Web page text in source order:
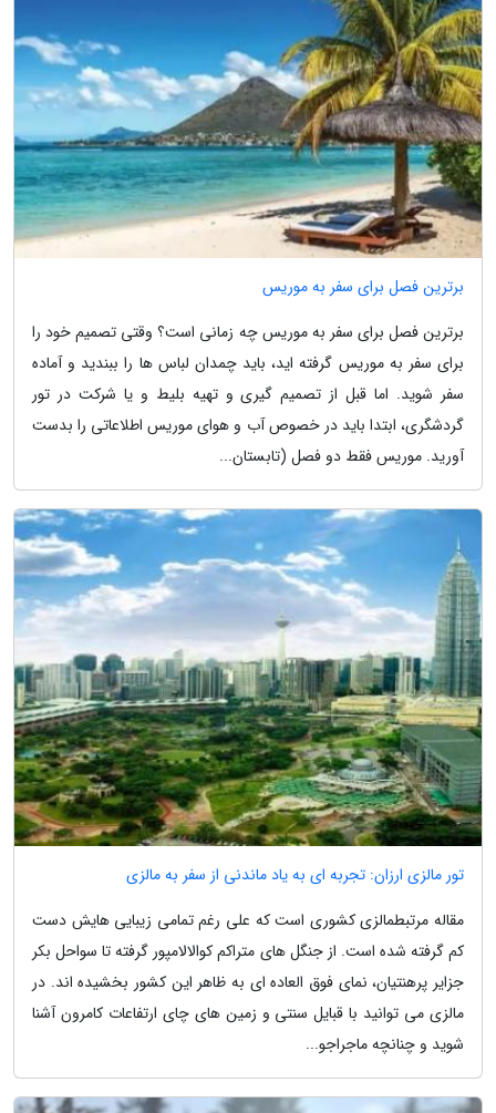
برترین فصل برای سفر به موریس
برترین فصل برای سفر به موریس چه زمانی است؟ وقتی تصمیم خود را
برای سفر به موریس گرفته اید، باید چمدان لباس ها را ببندید و آماده
سفر شوید. اما قبل از تصمیم گیری و تهیه بلیط و یا شرکت در تور
گردشگری، ابتدا باید در خصوص آب و هوای موریس اطلاعاتی را بدست
آورید. موریس فقط دو فصل (تابستان...
تور مالزی ارزان: تجربه ای به یاد ماندنی از سفر به مالزی
مقاله مرتبطمالزی کشوری است که علی رغم تمامی زیبایی هایش دست
کم گرفته شده است. از جنگل های متراکم کوالالامپور گرفته تا سواحل بکر
جزایر پرهنتیان، نمای فوق العاده ای به ظاهر این کشور بخشیده اند. در
مالزی می توانید با قبایل سنتی و زمین های چای ارتفاعات کامرون آشنا
شوید و چنانچه ماجراجو...